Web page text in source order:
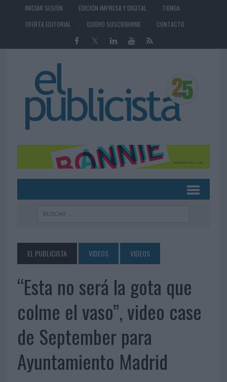
INICIAR SESIÓN EDICIÓN IMPRESA Y DIGITAL
TIENDA
OFERTA EDITORIAL
QUIERO SUSCRIBIRME CONTACTO
EL PUBLICISTA VIDEOS VIDEOS
“Esta no será la gota que
colme el vaso”, video case
de September para
Ayuntamiento Madrid